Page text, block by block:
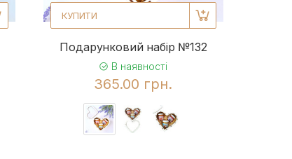
КУПИТИ
Подарунковий набір №132
В наявності
365.00 грн.